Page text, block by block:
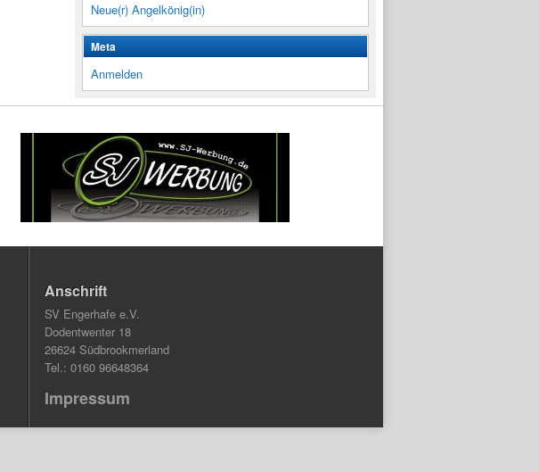
Neue(r) Angelkönig(in)
Meta
Anmelden
Anschrift
SV Engerhafe e.V.
Dodentwenter 18
26624 Südbrookmerland
Tel.: 0160 96648364
Impressum